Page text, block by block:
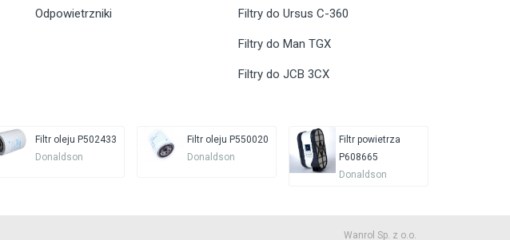
Odpowietrzniki Filtry do Ursus C-360
Filtry do Man TGX
Filtry do JCB 3CX
Filtr oleju P502433
Donaldson
Filtr oleju P550020
Donaldson
Filtr powietrza
P608665
Donaldson
Wanrol Sp. z o.o.